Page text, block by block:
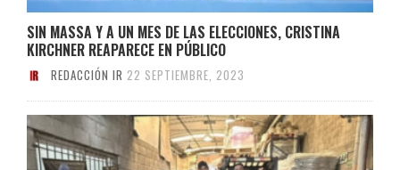
SIN MASSA Y A UN MES DE LAS ELECCIONES, CRISTINA
KIRCHNER REAPARECE EN PÚBLICO
REDACCIÓN IR 22 SEPTIEMBRE, 2023